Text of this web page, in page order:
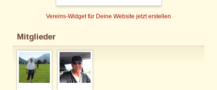
Vereins-Widget für Deine Website jetzt erstellen
Mitglieder